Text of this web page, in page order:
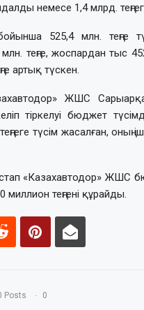
немесе 1,4 млрд.
525,4 млн. теңге
теңге, жоспардан тыс
артық түскен.
ЖШС
тіркелуі бюджет
түсім жасалған, оның
«Казахавтодор» ЖШС
теңгені құрайды.
Posts 0